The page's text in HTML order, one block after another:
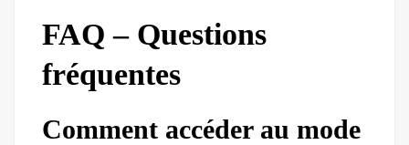
FAQ – Questions
fréquentes
Comment accéder au mode